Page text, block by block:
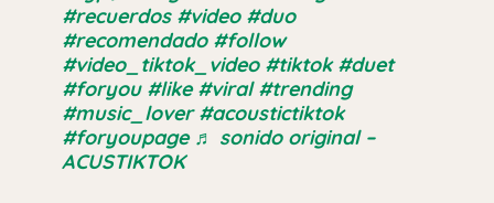
#recuerdos #video #duo
#recomendado #follow
#video_tiktok_video #tiktok #duet
#foryou #like #viral #trending
#music_lover #acoustictiktok
#foryoupage ♬ sonido original –
ACUSTIKTOK